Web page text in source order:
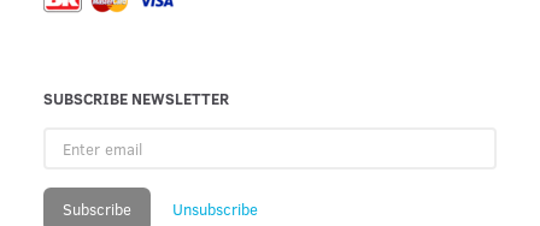
SUBSCRIBE NEWSLETTER
email
Subscribe Unsubscribe